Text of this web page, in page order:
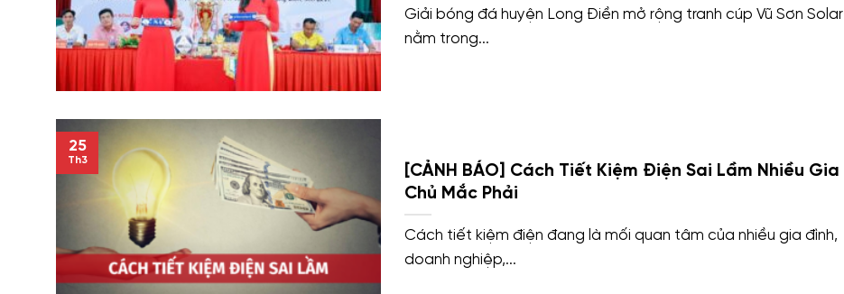
Giải bóng đá huyện Long Điền mở rộng tranh cúp Vũ Sơn Solar
nằm trong...
[CẢNH BÁO] Cách Tiết Kiệm Điện Sai Lầm Nhiều Gia
Chủ Mắc Phải
Cách tiết kiệm điện đang là mối quan tâm của nhiều gia đình,
doanh nghiệp,...
25
Th3